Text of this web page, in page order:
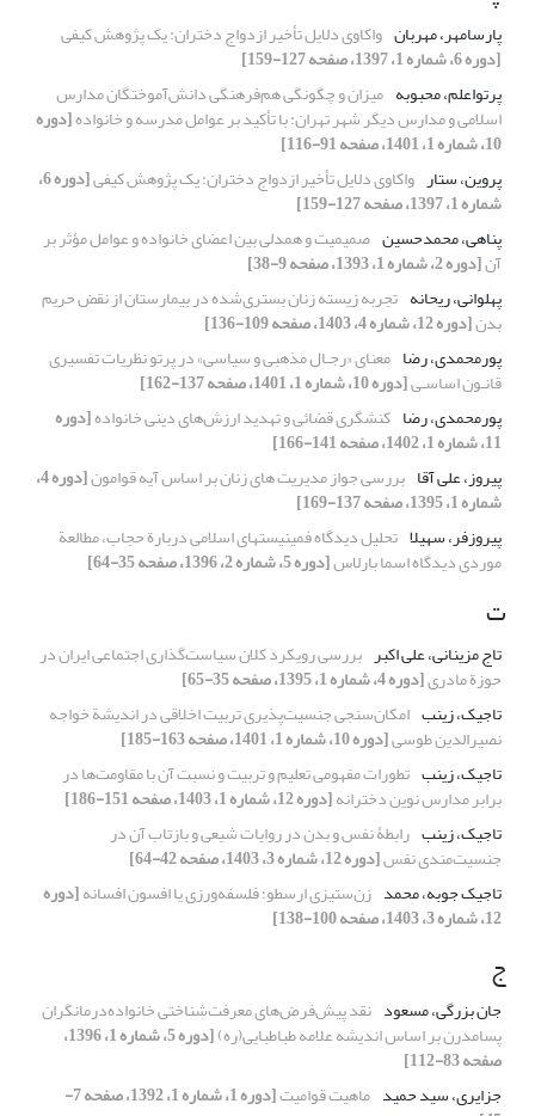
پارسامهر، مهربان واکاوی دلایل تأخیر ازدواج دختران: یک پژوهش کیفی
[دوره 6، شماره 1، 1397، صفحه 127-159]
پرتواعلم، محبوبه میزان و چگونگی هم‌فرهنگی دانش‌آموختگان مدارس
اسلامی و مدارس دیگر شهر تهران: با تأکید بر عوامل مدرسه و خانواده[دوره
10، شماره 1، 1401، صفحه 91-116]
پروین، ستار واکاوی دلایل تأخیر ازدواج دختران: یک پژوهش کیفی [دوره 6،
شماره 1، 1397، صفحه 127-159]
پناهی، محمدحسین صمیمیت و همدلی بین اعضای خانواده و عوامل مؤثر بر
آن[دوره 2، شماره 1، 1393، صفحه 9-38]
پهلوانی، ریحانه تجربه زیسته زنان بستری‌شده در بیمارستان از نقض حریم
بدن[دوره 12، شماره 4، 1403، صفحه 109-136]
پورمحمدی، رضا معنای «رجـال مذهبی و سیاسی» در پرتو نظریات تفسیری
قانـون اساسـی[دوره 10، شماره 1، 1401، صفحه 137-162]
پورمحمدی، رضا کنشگری قضائی و تهدید ارزش‌های دینی خانواده[دوره
11، شماره 1، 1402، صفحه 141-166]
پیروز، علی آقا بررسی جواز مدیریت های زنان بر اساس آیه قوامون [دوره 4،
شماره 1، 1395، صفحه 137-169]
پیروزفر، سهیلا تحلیل دیدگاه فمینیستهای اسلامی دربارة حجاب، مطالعة
موردی دیدگاه اسما بارلاس[دوره 5، شماره 2، 1396، صفحه 35-64]
ت
تاج مزینانی، علی اکبر بررسی رویکرد کلان سیاست‌گذاری اجتماعی ایران در
حوزة مادری[دوره 4، شماره 1، 1395، صفحه 35-65]
تاجیک، زینب امکان‌سنجی جنسیت‌پذیری تربیت اخلاقی در اندیشة خواجه
نصیرالدین طوسی[دوره 10، شماره 1، 1401، صفحه 163-185]
تاجیک، زینب تطورات مفهومی تعلیم و تربیت و نسبت آن با مقاومت‌ها در
برابر مدارس نوین دخترانه[دوره 12، شماره 1، 1403، صفحه 151-186]
تاجیک، زینب رابطۀ نفس و بدن در روایات شیعی و بازتاب آن در
جنسیت‌مندی نفس[دوره 12، شماره 3، 1403، صفحه 42-64]
تاجیک جوبه، محمد زن‌ستیزی ارسطو؛ فلسفه‌ورزی یا افسون افسانه[دوره
12، شماره 3، 1403، صفحه 100-138]
ج
جان بزرگی، مسعود نقد پیش‌فرض‌های معرفت‌شناختی خانواده‌درمانگران
پسا‌مدرن بر اساس اندیشه علامه طباطبایی(ره) [دوره 5، شماره 1، 1396،
صفحه 83-112]
جزایری، سید حمید ماهیت قوامیت [دوره 1، شماره 1، 1392، صفحه 7-